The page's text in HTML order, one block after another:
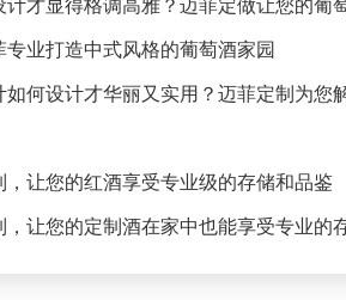
业打造中式风格的葡萄酒家园
何设计才华丽又实用？迈菲定制为您
让您的红酒享受专业级的存储和品鉴
让您的定制酒在家中也能享受专业的